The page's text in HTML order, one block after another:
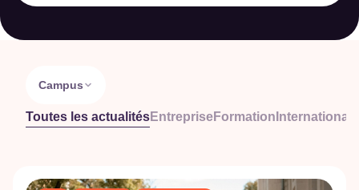
Campus
Toutes les actualitésEntrepriseFormation International